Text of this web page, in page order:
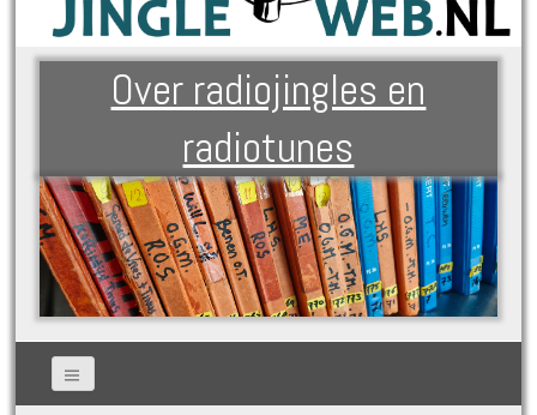
Over radiojingles en
radiotunes